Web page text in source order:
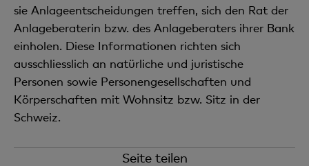
sie Anlageentscheidungen treffen, sich den Rat der
Anlageberaterin bzw. des Anlageberaters ihrer Bank
einholen. Diese Informationen richten sich
ausschliesslich an natürliche und juristische
Personen sowie Personengesellschaften und
Körperschaften mit Wohnsitz bzw. Sitz in der
Schweiz.
Seite teilen